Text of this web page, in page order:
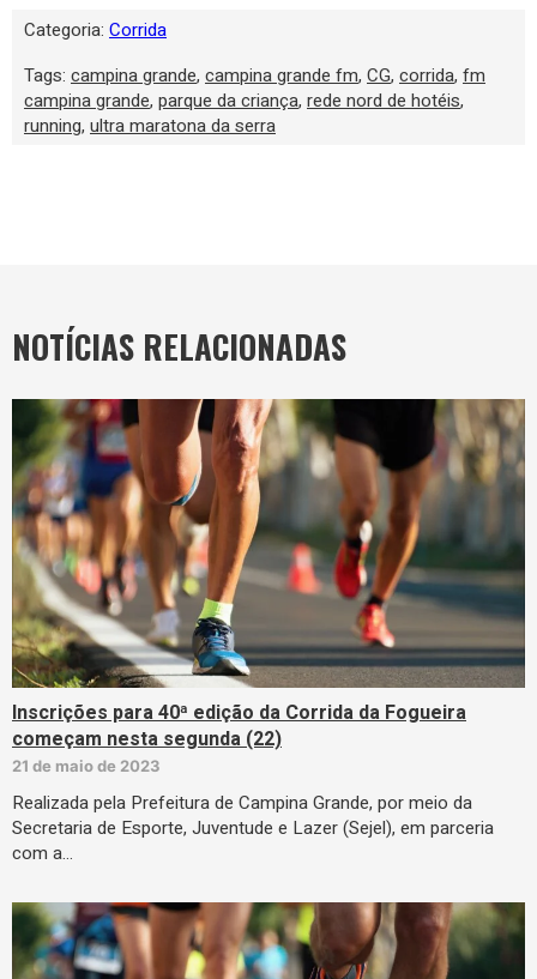
Categoria: Corrida
Tags: campina grande, campina grande fm, CG, corrida, fm
campina grande, parque da criança, rede nord de hotéis,
running, ultra maratona da serra
NOTÍCIAS RELACIONADAS
Inscrições para 40ª edição da Corrida da Fogueira
começam nesta segunda (22)
21 de maio de 2023
Realizada pela Prefeitura de Campina Grande, por meio da
Secretaria de Esporte, Juventude e Lazer (Sejel), em parceria
com a…